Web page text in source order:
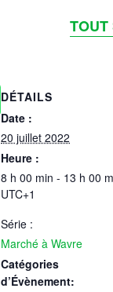
TOUT
DÉTAILS
Date :
20 juillet 2022
Heure :
8 h 00 min - 13 h 00
UTC+1
Série :
Marché à Wavre
Catégories
d’Évènement: